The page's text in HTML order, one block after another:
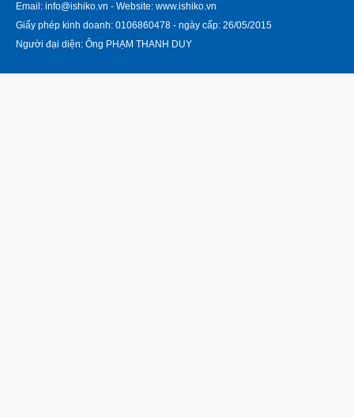
Email: info@ishiko.vn - Website: www.ishiko.vn
Giấy phép kinh doanh: 0106860478 - ngày cấp: 26/05/2015
Người đại diện: Ông PHẠM THANH DUY